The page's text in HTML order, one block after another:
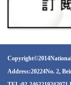
Address:20224No. 2,